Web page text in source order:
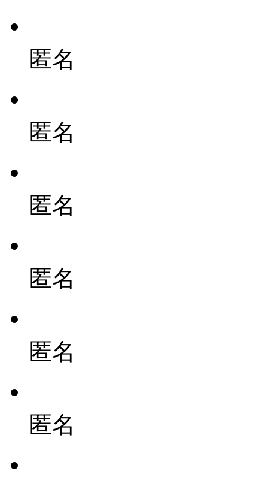
匿名
匿名
匿名
匿名
匿名
匿名